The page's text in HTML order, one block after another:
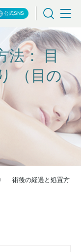
公式SNS
法： 目
（目の
術後の経過と処置方